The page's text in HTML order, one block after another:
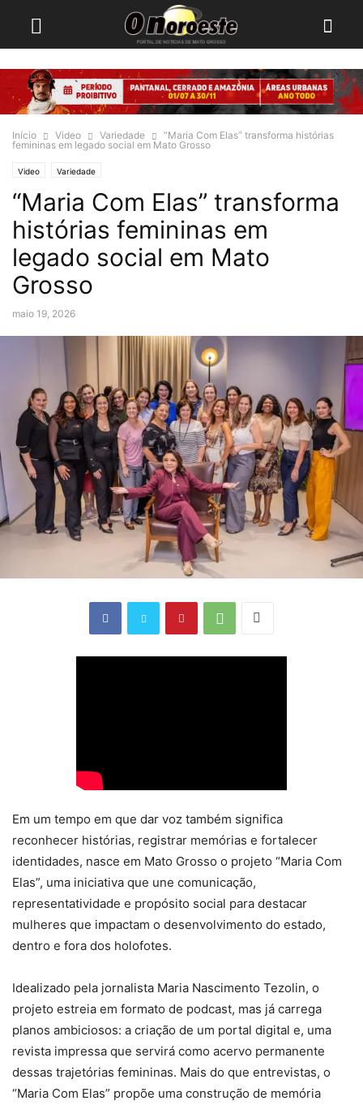
Início Video Variedade
“Maria Com Elas” transforma histórias
femininas em legado social em Mato Grosso
Video Variedade
“Maria Com Elas” transforma
histórias femininas em
legado social em Mato
Grosso
maio 19, 2026
Em um tempo em que dar voz também significa
reconhecer histórias, registrar memórias e fortalecer
identidades, nasce em Mato Grosso o projeto “Maria Com
Elas”, uma iniciativa que une comunicação,
representatividade e propósito social para destacar
mulheres que impactam o desenvolvimento do estado,
dentro e fora dos holofotes.
Idealizado pela jornalista Maria Nascimento Tezolin, o
projeto estreia em formato de podcast, mas já carrega
planos ambiciosos: a criação de um portal digital e, uma
revista impressa que servirá como acervo permanente
dessas trajetórias femininas. Mais do que entrevistas, o
“Maria Com Elas” propõe uma construção de memória